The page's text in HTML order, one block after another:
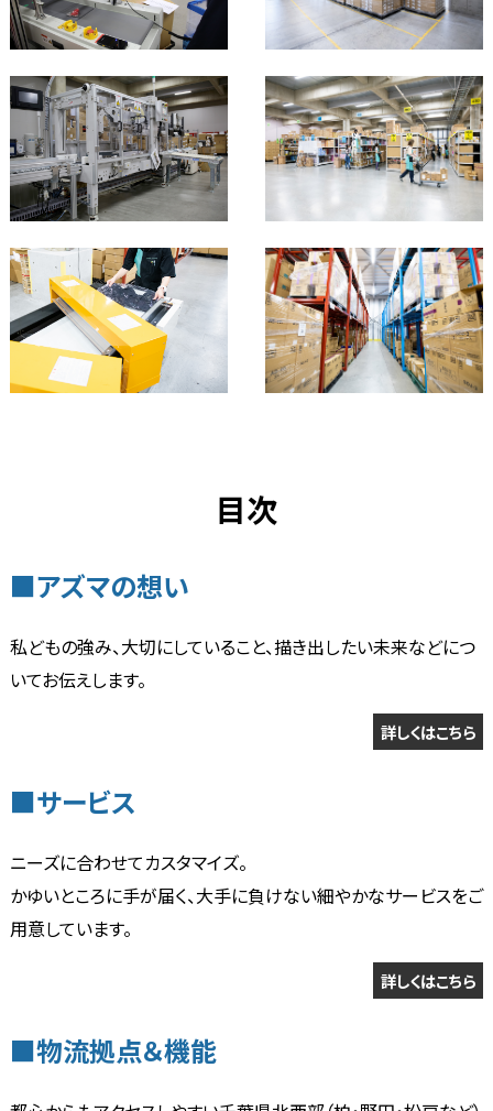
目次
■アズマの想い
私どもの強み、大切にしていること、描き出したい未来などにつ
いてお伝えします。
詳しくはこちら
■サービス
ニーズに合わせてカスタマイズ。
かゆいところに手が届く、大手に負けない細やかなサービスをご
用意しています。
詳しくはこちら
■物流拠点＆機能